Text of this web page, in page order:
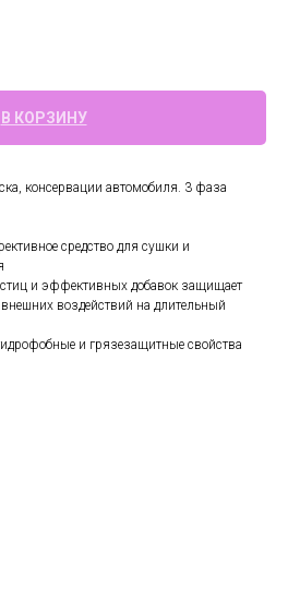
В КОРЗИНУ
консервации автомобиля. 3 фаза
средство для сушки и
и эффективных добавок защищает
воздействий на длительный
и грязезащитные свойства